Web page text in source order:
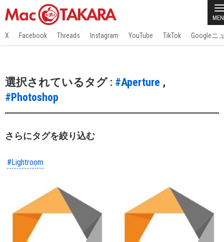
X Facebook Threads Instagram YouTube TikTok Googleニ
選択されているタグ : #Aperture ,
#Photoshop
さらにタグを絞り込む
#Lightroom